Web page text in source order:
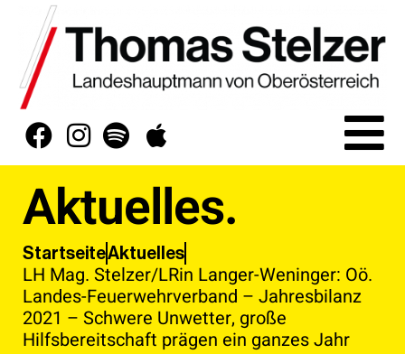
Aktuelles.
StartseiteAktuelles
LH Mag. Stelzer/LRin Langer-Weninger: Oö.
Landes-Feuerwehrverband – Jahresbilanz
2021 – Schwere Unwetter, große
Hilfsbereitschaft prägen ein ganzes Jahr